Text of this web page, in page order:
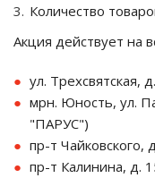
Количество
Акция действует на
ул. Трехсвятская,
мрн. Юность, ул.
"ПАРУС")
пр-т Чайковского,
пр-т Калинина, д.